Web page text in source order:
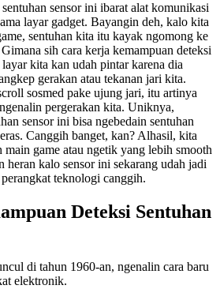
sensor ini ibarat alat komunikasi
layar gadget. Bayangin deh, kalo kita
sentuhan kita itu kayak ngomong ke
sih cara kerja kemampuan deteksi
kita kan udah pintar karena dia
gerakan atau tekanan jari kita.
sosmed pake ujung jari, itu artinya
pergerakan kita. Uniknya,
sensor ini bisa ngebedain sentuhan
Canggih banget, kan? Alhasil, kita
main game atau ngetik yang lebih smooth
heran kalo sensor ini sekarang udah jadi
teknologi canggih.
Deteksi Sentuhan
di tahun 1960-an, ngenalin cara baru
elektronik.